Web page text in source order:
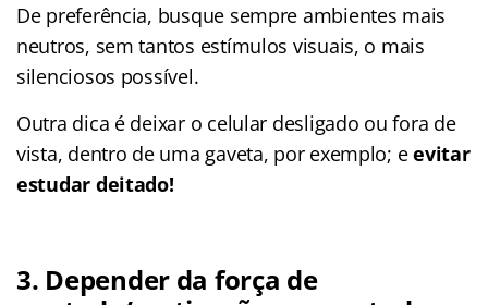
De preferência, busque sempre ambientes mais
neutros, sem tantos estímulos visuais, o mais
silenciosos possível.
Outra dica é deixar o celular desligado ou fora de
vista, dentro de uma gaveta, por exemplo; eevitar
estudar deitado!
3. Depender da força de